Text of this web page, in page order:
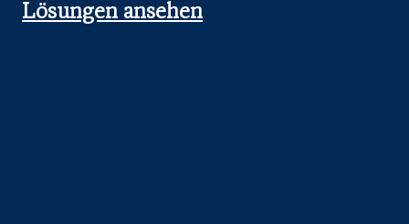
Lösungen ansehen